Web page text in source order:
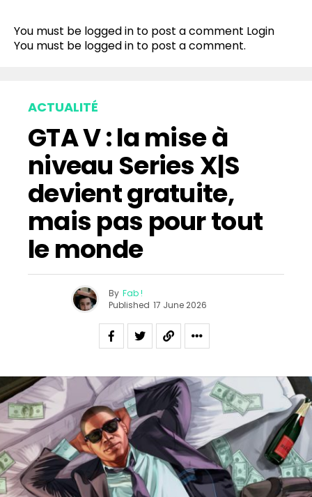
You must be logged in to post a comment Login
You must be logged in to post a comment.
ACTUALITÉ
GTA V : la mise à
niveau Series X|S
devient gratuite,
mais pas pour tout
le monde
By Fab !
Published 17 June 2026